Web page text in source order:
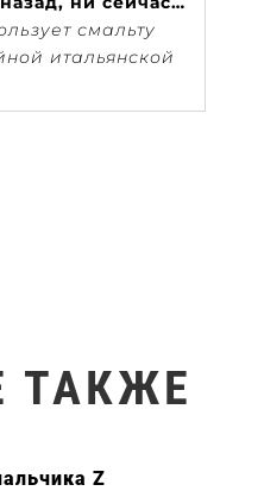
смальту
итальянской
ТАКЖЕ
Z